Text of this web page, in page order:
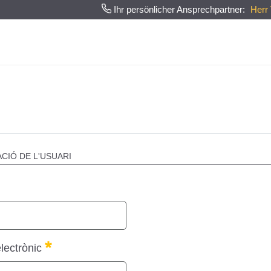
Ihr persönlicher Ansprechpartner: Herr
DE L'USUARI
Obligatori